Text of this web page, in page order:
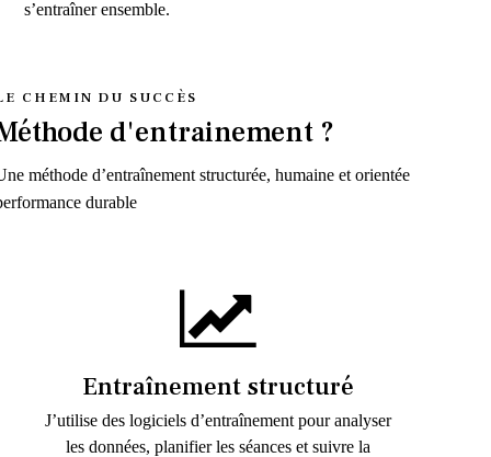
s’entraîner ensemble.
CHEMIN DU SUCCÈS
d'entrainement ?
méthode d’entraînement structurée, humaine et orientée
durable
Entraînement structuré
J’utilise des logiciels d’entraînement pour analyser
les données, planifier les séances et suivre la